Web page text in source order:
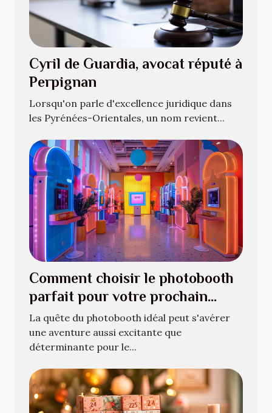
Cyril de Guardia, avocat réputé à
Perpignan
Lorsqu'on parle d'excellence juridique dans
les Pyrénées-Orientales, un nom revient...
Comment choisir le photobooth
parfait pour votre prochain
événement
La quête du photobooth idéal peut s'avérer
une aventure aussi excitante que
déterminante pour le...